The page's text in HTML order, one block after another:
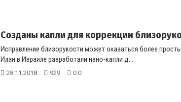
Созданы капли для коррекции
Исправление близорукости может оказаться более
Илан в Израиле разработали нано-капли д...
28.11.2018 929 0.0